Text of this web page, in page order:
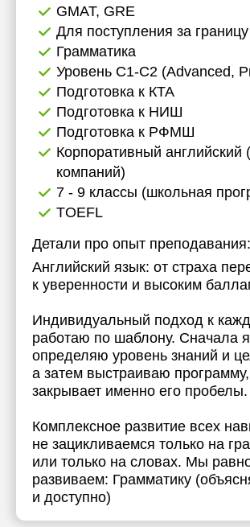
GMAT, GRE
Для поступления за границу
Грамматика
Уровень C1-C2 (Advanced,
Подготовка к КТА
Подготовка к НИШ
Подготовка к РФМШ
Корпоративный английский
компаний)
7 - 9 классы (школьная
TOEFL
Детали про опыт преподавания:
Английский язык: от страха
к уверенности и высоким
Индивидуальный подход к
работаю по шаблону. Сначала я
определяю уровень знаний и
а затем выстраиваю программу,
закрывает именно его пробелы.
Комплексное развитие всех
не зацикливаемся только на
или только на словах. Мы
развиваем: Грамматику
и доступно)